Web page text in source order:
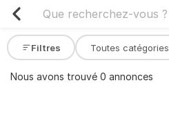
Filtres Toutes catégories
Nous avons trouvé 0 annonces